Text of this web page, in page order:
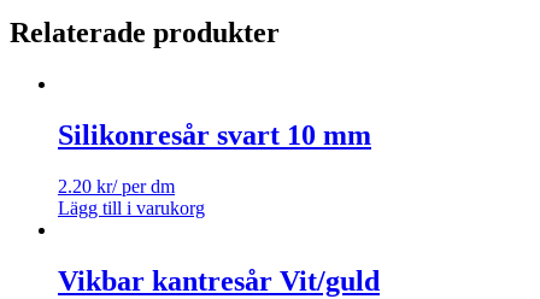
Relaterade produkter
Silikonresår svart 10 mm
2.20 kr/ per dm
Lägg till i varukorg
Vikbar kantresår Vit/guld